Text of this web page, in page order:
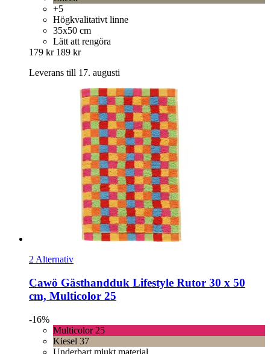
+5
Högkvalitativt linne
35x50 cm
Lätt att rengöra
179 kr 189 kr
Leverans till 17. augusti
2 Alternativ
Cawö Gästhandduk Lifestyle Rutor 30 x 50
cm, Multicolor 25
-16%
Multicolor 25
Kiesel 37
Underbart mjukt material